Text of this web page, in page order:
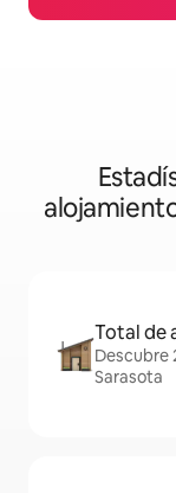
Total de
Descubre
Sarasota